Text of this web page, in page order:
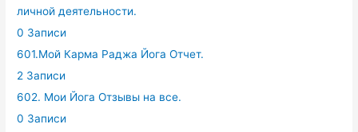
личной деятельности.
0 Записи
601.Мой Карма Раджа Йога Отчет.
2 Записи
602. Мои Йога Отзывы на все.
0 Записи